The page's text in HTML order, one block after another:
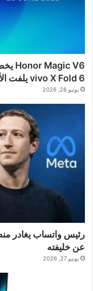
vivo X Fold 6 يلفت الأنظار
يونيو 28, 2026
عن خليفته
يونيو 27, 2026